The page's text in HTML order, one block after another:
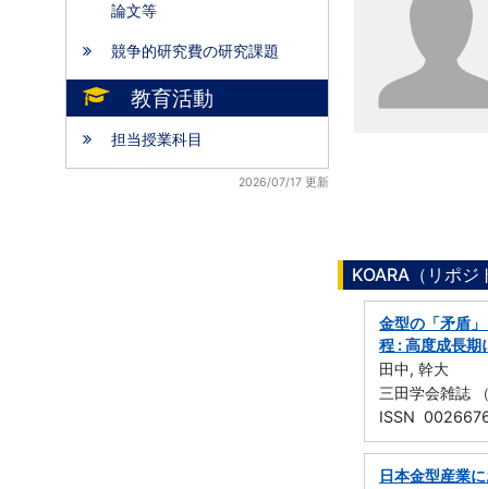
論文等
競争的研究費の研究課題
教育活動
担当授業科目
2026/07/17 更新
KOARA（リポ
金型の「矛盾
程 : 高度成長
田中, 幹大
三田学会雑誌
ISSN
日本金型産業